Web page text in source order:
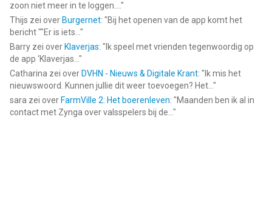
zoon niet meer in te loggen.... "
Thijs zei over Burgernet: "Bij het openen van de app komt het
bericht ""Er is iets... "
Barry zei over Klaverjas: " Ik speel met vrienden tegenwoordig op
de app ‘Klaverjas... "
Catharina zei over DVHN - Nieuws & Digitale Krant: " Ik mis het
nieuwswoord. Kunnen jullie dit weer toevoegen? Het... "
sara zei over FarmVille 2: Het boerenleven: "Maanden ben ik al in
contact met Zynga over valsspelers bij de... "